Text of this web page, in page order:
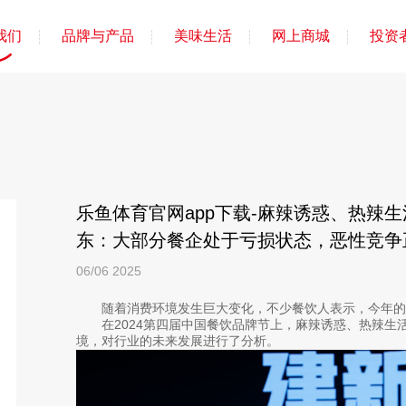
们 品牌与产品 美味生活 网上商城 投资
乐鱼体育官网app下载-麻辣诱惑、热辣
东：大部分餐企处于亏损状态，恶性竞
06/06 2025
随着消费环境发生巨大变化，不少餐饮人表示，今年
在2024第四届中国餐饮品牌节上，麻辣诱惑、热辣生
境，对行业的未来发展进行了分析。